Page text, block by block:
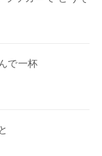
で一杯